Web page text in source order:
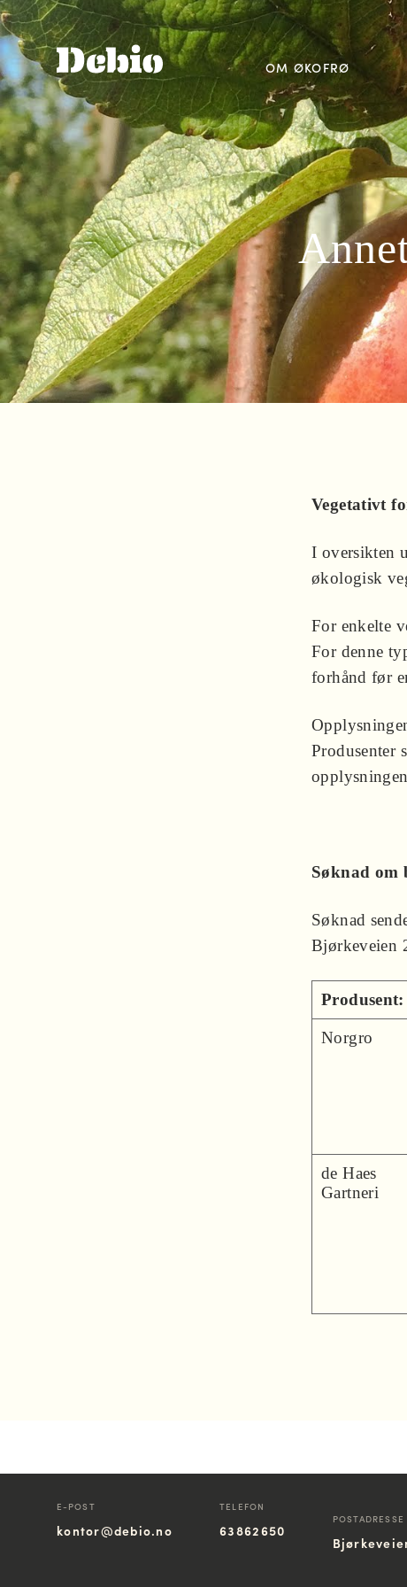
OM ØKOFRØ
Vegetativt
I oversikten
økologisk
For enkelte
For denne
forhånd før
Produsenter
Søknad om
Søknad
Bjørkeveien
Produsent:
Norgro
de Haes
Gartneri
E-POST
kontor@debio.no
TELEFON
63862650
POSTADRESSE